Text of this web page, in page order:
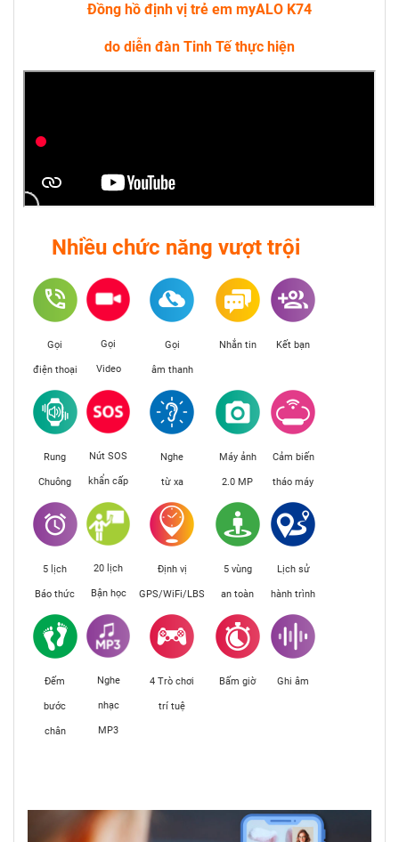
Đồng hồ định vị trẻ em myALO K74
do diễn đàn Tinh Tế thực hiện
Nhiều chức năng vượt trội
Gọi
điện thoại
Gọi
Video
Gọi
âm thanh
Nhắn tin Kết bạn
Rung
Chuông
Nút SOS
khẩn cấp
Nghe
từ xa
Máy ảnh
2.0 MP
Cảm biến
tháo máy
5 lịch
Báo thức
20 lịch
Bận học
Định vị
GPS/WiFi/LBS
5 vùng
an toàn
Lịch sử
hành trình
Đếm
bước
chân
Nghe
nhạc
MP3
4 Trò chơi
trí tuệ
Bấm giờ Ghi âm